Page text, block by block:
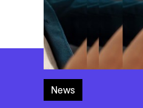
News